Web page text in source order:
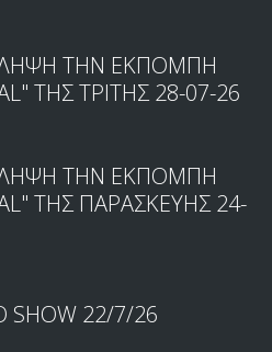
ΤΗΝ ΕΚΠΟΜΠΗ
ΤΗΣ ΤΡΙΤΗΣ 28-07-26
ΤΗΝ ΕΚΠΟΜΠΗ
ΤΗΣ ΠΑΡΑΣΚΕΥΗΣ 24-
SHOW 22/7/26